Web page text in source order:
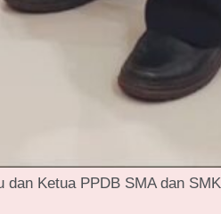
Ketua PPDB SMA dan SMK